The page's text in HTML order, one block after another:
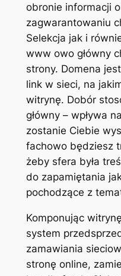
obronie informacji
zagwarantowaniu
Selekcja jak i
www owo główny
strony. Domena
link w sieci, na
witrynę. Dobór
główny – wpływa
zostanie Ciebie
fachowo będziesz
żeby sfera była
do zapamiętania
pochodzące z
Komponując
system
zamawiania
stronę online,